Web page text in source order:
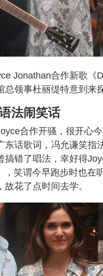
Jonathan合作新歌《
总领事杜丽缇特意到来
法闹笑话
合作开骚，很开心
东话歌词，冯允谦笑指
搞错了唱法，幸好得
，笑谓今早跑步时也
花了点时间去学。